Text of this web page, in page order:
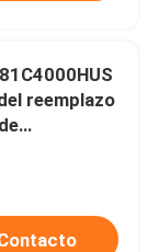
reemplazo